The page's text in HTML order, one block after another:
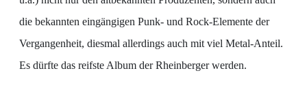
die bekannten eingängigen Punk- und Rock-Elemente der
Vergangenheit, diesmal allerdings auch mit viel Metal-Anteil.
Es dürfte das reifste Album der Rheinberger werden.